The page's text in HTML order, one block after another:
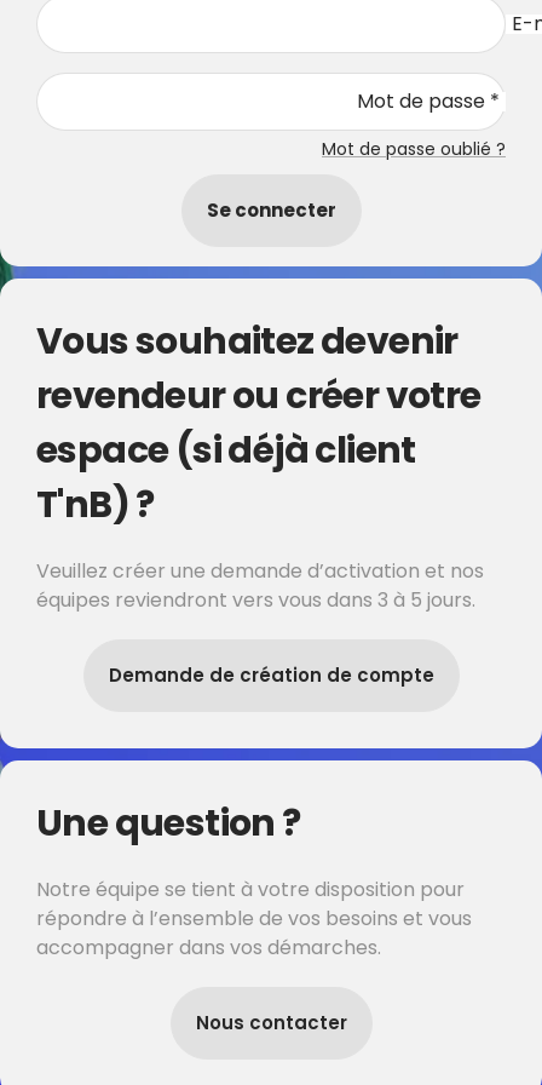
E-
Mot de passe *
Mot de passe oublié ?
Se connecter
Vous souhaitez devenir
revendeur ou créer votre
espace (si déjà client
T'nB) ?
Veuillez créer une demande d’activation et nos
équipes reviendront vers vous dans 3 à 5 jours.
Demande de création de compte
Une question ?
Notre équipe se tient à votre disposition pour
répondre à l’ensemble de vos besoins et vous
accompagner dans vos démarches.
Nous contacter